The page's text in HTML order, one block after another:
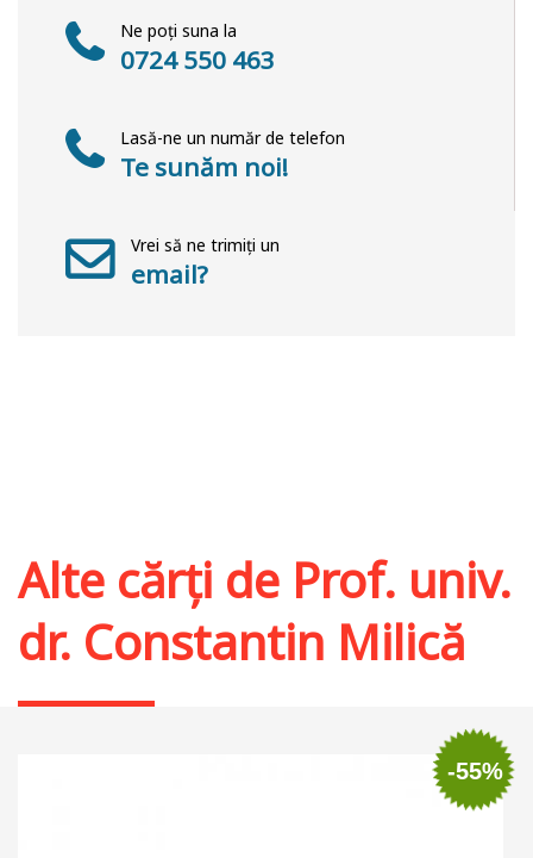
Ne poți suna la
0724 550 463
Lasă-ne un număr de telefon
Te sunăm noi!
Vrei să ne trimiți un
email?
Alte cărți de Prof. univ.
dr. Constantin Milică
-55%